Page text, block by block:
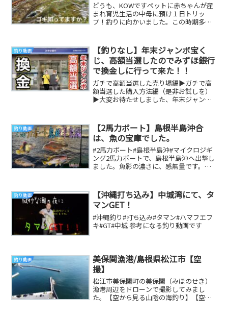
どうも、KOWですペットに赤ちゃんが産
まれ育児生活の中母に預け１日トリッ
プ！釣りに向かいました。この時期多分
釣り動画
【釣りなし】年末ジャンボ宝く
じ、高額当選したのでみずほ銀行
で換金しに行って来た！！
ガチで高額当選した売り場編▶ガチで高
額当選した購入方法編（是非お試しを）
▶大変お待たせしました、年末ジャンボ
釣り動画
【2馬力ボート】島根半島沖合
は、魚の宝庫でした。
#2馬力ボート#島根半島沖#マイクロジギ
ング2馬力ボートで、島根半島沖へ出撃し
ました。魚影の濃さに、感無量です。
釣り動画
【沖縄打ち込み】中城湾にて、タ
マンGET！
#沖縄釣り#打ち込み#タマン#ハマフエフ
キ#GT#中城 参考になる釣り動画です
釣り動画
美保関漁港/島根県松江市【空
撮】
松江市美保関町の美保関（みほのせき）
漁港周辺をドローンで撮影してみまし
た。【空から見る山陰の海釣り】【空撮